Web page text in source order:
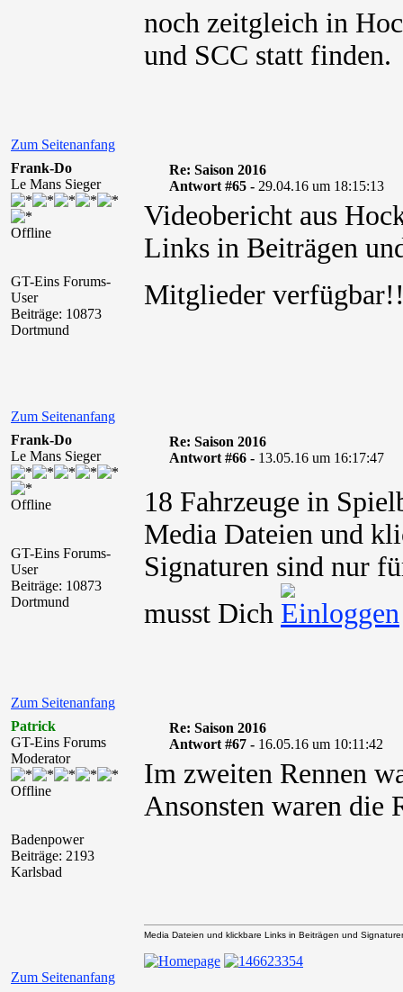
noch zeitgleich in
und SCC statt finden.
Zum Seitenanfang
Frank-Do
Le Mans Sieger
Offline
GT-Eins Forums-
User
Beiträge: 10873
Dortmund
Re: Saison 2016
Antwort #65 - 29.04.16 um 18:15:13
Videobericht aus
Links in Beiträgen
Mitglieder
Zum Seitenanfang
Frank-Do
Le Mans Sieger
Offline
GT-Eins Forums-
User
Beiträge: 10873
Dortmund
Re: Saison 2016
Antwort #66 - 13.05.16 um 16:17:47
18 Fahrzeuge in
Media Dateien und
Signaturen sind nur
musst Dich
Zum Seitenanfang
Patrick
GT-Eins Forums
Moderator
Offline
Badenpower
Beiträge: 2193
Karlsbad
Re: Saison 2016
Antwort #67 - 16.05.16 um 10:11:42
Im zweiten Rennen
Ansonsten waren die
Zum Seitenanfang
Media Dateien und klickbare Links in Beiträgen und